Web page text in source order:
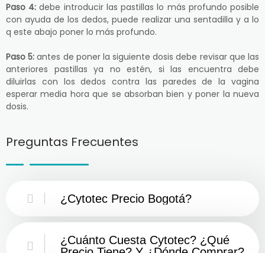
Paso 4: debe introducir las pastillas lo más profundo posible
con ayuda de los dedos, puede realizar una sentadilla y a lo
q este abajo poner lo más profundo.
Paso 5: antes de poner la siguiente dosis debe revisar que las
anteriores pastillas ya no estén, si las encuentra debe
diluirlas con los dedos contra las paredes de la vagina
esperar media hora que se absorban bien y poner la nueva
dosis.
Preguntas Frecuentes
¿Cytotec Precio Bogotá?
¿Cuánto Cuesta Cytotec? ¿Qué